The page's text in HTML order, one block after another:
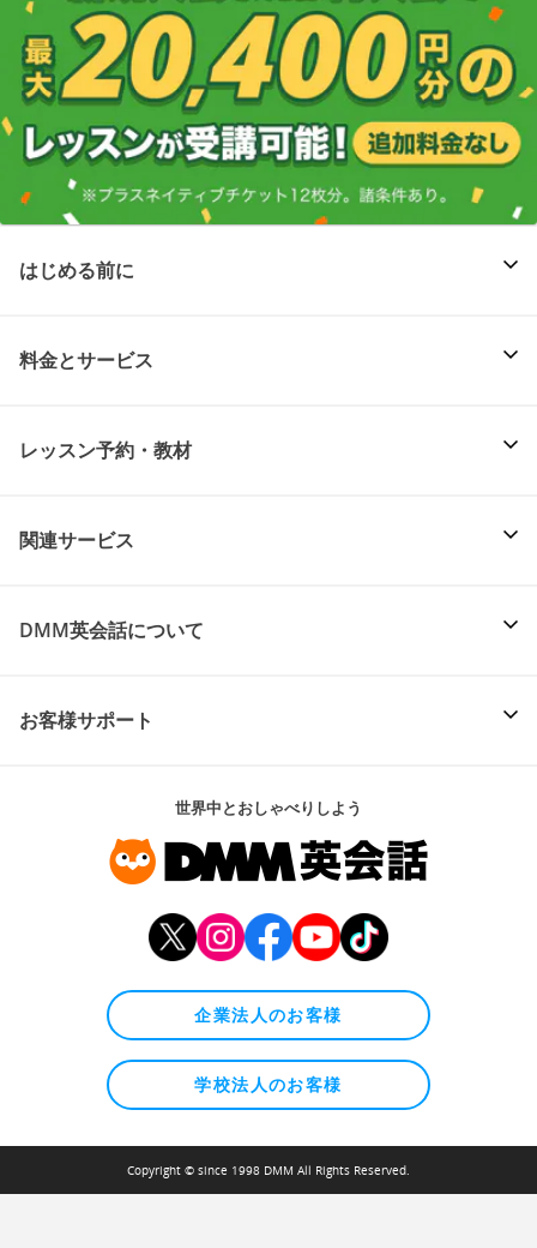
はじめる前に
料金とサービス
レッスン予約・教材
関連サービス
DMM英会話について
お客様サポート
世界中とおしゃべりしよう
企業法人のお客様
学校法人のお客様
Copyright © since 1998 DMM All Rights Reserved.